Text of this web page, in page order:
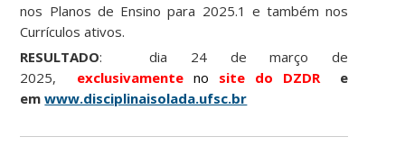
nos Planos de Ensino para 2025.1 e também nos
Currículos ativos.
RESULTADO: dia 24 de março de
2025,
exclusivamenteno site do DZDR
e
em www.disciplinaisolada.ufsc.br